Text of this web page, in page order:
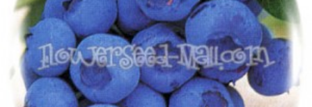
접시꽃
7 비올라
펜스테몬